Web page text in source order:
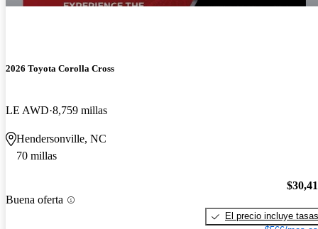
2026 Toyota Corolla Cross
LE AWD 8,759 millas
Hendersonville, NC
70 millas
Buena oferta
El precio incluye tasas